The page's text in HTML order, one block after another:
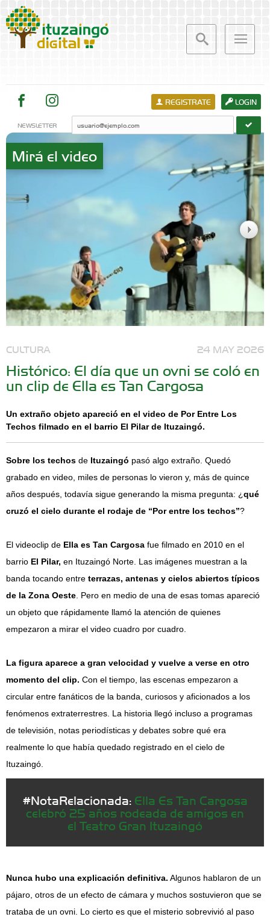
LOGIN
REGISTRATE
NEWSLETTER
Mirá el video
CULTURA 24 MAY 2026
Histórico: El día que un ovni se coló en
un clip de Ella es Tan Cargosa
Un extraño objeto apareció en el video de Por Entre Los
Techos filmado en el barrio El Pilar de Ituzaingó.
Sobre los techos de Ituzaingó pasó algo extraño. Quedó
grabado en video, miles de personas lo vieron y, más de quince
años después, todavía sigue generando la misma pregunta: ¿qué
cruzó el cielo durante el rodaje de “Por entre los techos”?
El videoclip de Ella es Tan Cargosa fue filmado en 2010 en el
barrio El Pilar, en Ituzaingó Norte. Las imágenes muestran a la
banda tocando entre terrazas, antenas y cielos abiertos típicos
de la Zona Oeste . Pero en medio de una de esas tomas apareció
un objeto que rápidamente llamó la atención de quienes
empezaron a mirar el video cuadro por cuadro.
La figura aparece a gran velocidad y vuelve a verse en otro
momento del clip. Con el tiempo, las escenas empezaron a
circular entre fanáticos de la banda, curiosos y aficionados a los
fenómenos extraterrestres. La historia llegó incluso a programas
de televisión, notas periodísticas y debates sobre qué era
realmente lo que había quedado registrado en el cielo de
Ituzaingó.
#NotaRelacionada: Ella Es Tan Cargosa
celebró 25 años rodeada de amigos en
el Teatro Gran Ituzaingó
Nunca hubo una explicación definitiva. Algunos hablaron de un
pájaro, otros de un efecto de cámara y muchos sostuvieron que se
trataba de un ovni. Lo cierto es que el misterio sobrevivió al paso